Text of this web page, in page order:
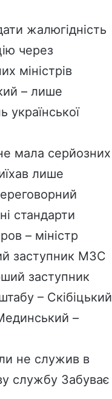
жалюгідність
через
міністрів
– лише
української
мала серйозних
лише
стандарти
– міністр
заступник МЗС
заступник
– Скібіцький
–
не служив в
службу Забуває